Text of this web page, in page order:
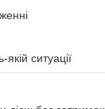
ситуації